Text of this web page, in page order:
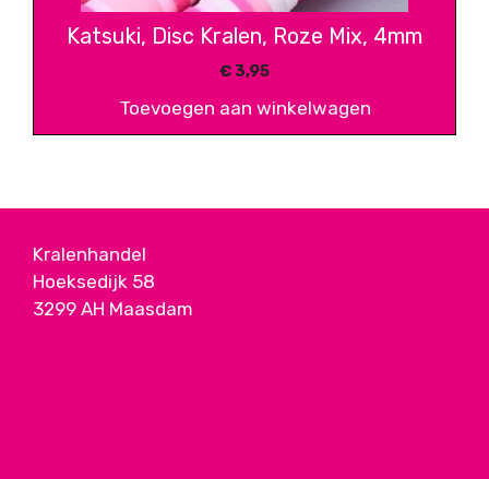
Katsuki, Disc Kralen, Roze Mix, 4mm
€3,95
Toevoegen aan winkelwagen
Kralenhandel
Hoeksedijk 58
3299 AH Maasdam